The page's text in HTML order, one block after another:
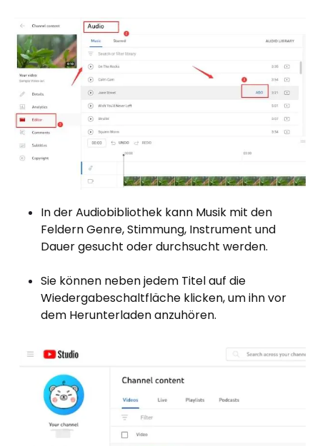
In der Audiobibliothek kann Musik mit den
Feldern Genre, Stimmung, Instrument und
Dauer gesucht oder durchsucht werden.
Sie können neben jedem Titel auf die
Wiedergabeschaltfläche klicken, um ihn vor
dem Herunterladen anzuhören.